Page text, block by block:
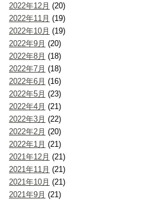
2022年12月 (20)
2022年11月 (19)
2022年10月 (19)
2022年9月 (20)
2022年8月 (18)
2022年7月 (18)
2022年6月 (16)
2022年5月 (23)
2022年4月 (21)
2022年3月 (22)
2022年2月 (20)
2022年1月 (21)
2021年12月 (21)
2021年11月 (21)
2021年10月 (21)
2021年9月 (21)